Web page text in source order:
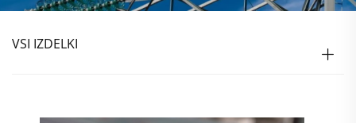
VSI IZDELKI